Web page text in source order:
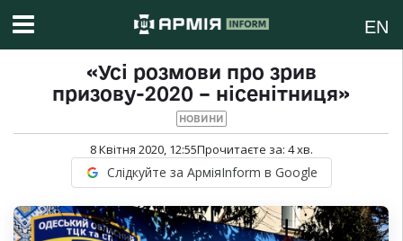
EN
«Усі розмови про зрив
призову-2020 – нісенітниця»
НОВИНИ
8 Квітня 2020, 12:55Прочитаєте за: 4хв.
Слідкуйте за АрміяInform в Google